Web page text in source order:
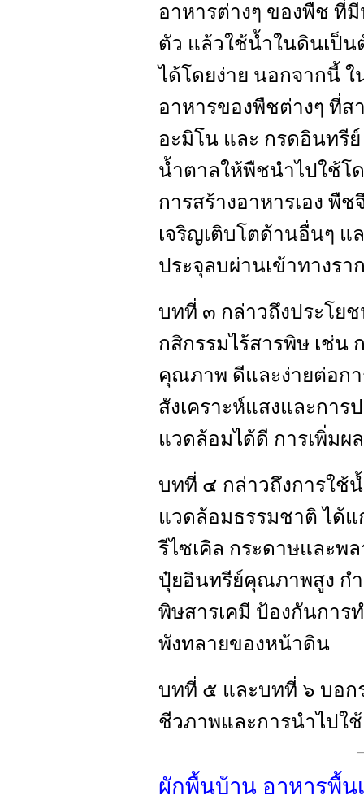
อาหารต่างๆ ของพืช ที่
ตัว แล้วใช้น้ำในดินเป็
ได้โดยง่าย นอกจากนี้
อาหารของพืชต่างๆ ที่ส
อะมิโน และ กรดอินทรี
น้ำตาลให้พืชนำไปใช้โ
การสร้างอาหารเอง พื
เจริญเติบโตด้านอื่นๆ แ
ประจุลบผ่านเข้าทางร
บทที่ ๓ กล่าวถึงประโย
กสิกรรมไร้สารพิษ เช่น
คุณภาพ ดีและง่ายต่อกา
สังเคราะห์แสงและกา
แวดล้อมได้ดี การเพิ่ม
บทที่ ๔ กล่าวถึงการใ
แวดล้อมธรรมชาติ ได้แ
รีไซเคิล กระดาษและพ
ปุ๋ยอินทรีย์คุณภาพสูง ก
พิษสารเคมี ป้องกันการ
พังทลายของหน้าดิน
บทที่ ๕ และบทที่ ๖ บอก
ชีวภาพและการนำไปใช้
ผักพื้นบ้าน อาหารพื้น